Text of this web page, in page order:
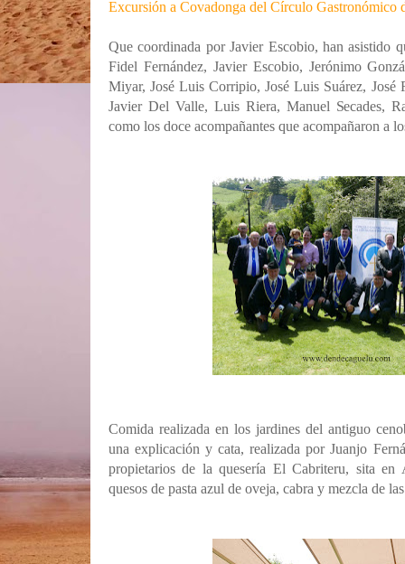
Excursión a Covadonga del Círculo Gastronómico
Que coordinada por Javier Escobio, han asistido
Fidel Fernández, Javier Escobio, Jerónimo
Miyar, José Luis Corripio, José Luis Suárez, José
Javier Del Valle, Luis Riera, Manuel Secades,
como los doce acompañantes que acompañaron a
Comida realizada en los jardines del antiguo
una explicación y cata, realizada por Juanjo
propietarios de la quesería El Cabriteru, sita en
quesos de pasta azul de oveja, cabra y mezcla de